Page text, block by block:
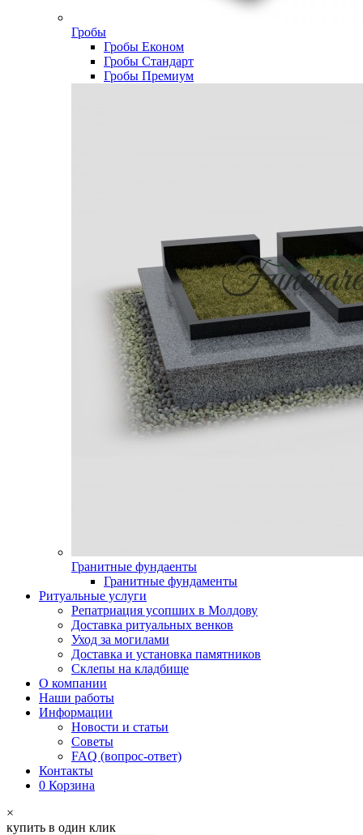
Гробы
Гробы Економ
Гробы Стандарт
Гробы Премиум
Гранитные фундаенты
Гранитные фундаменты
Ритуальные услуги
Репатриация усопших в Молдову
Доставка ритуальных венков
Уход за могилами
Доставка и установка памятников
Склепы на кладбище
О компании
Наши работы
Информации
Новости и статьи
Советы
FAQ (вопрос-ответ)
Контакты
0 Корзина
×
купить в один клик